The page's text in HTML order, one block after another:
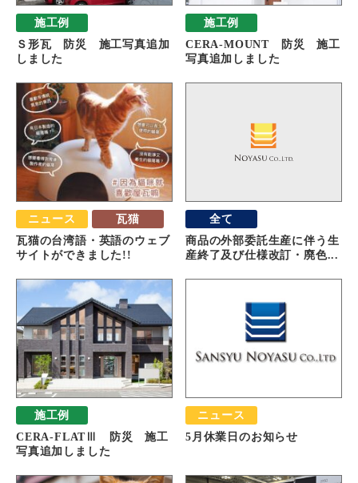
施工例
Ｓ形瓦 防災 施工写真追加
しました
施工例
CERA-MOUNT 防災 施工
写真追加しました
ニュース 瓦猫
瓦猫の台湾語・英語のウェブ
サイトができました!!
全て
商品の外部委託生産に伴う生
産終了及び仕様改訂・廃色...
施工例
CERA-FLATⅢ 防災 施工
写真追加しました
ニュース
5月休業日のお知らせ